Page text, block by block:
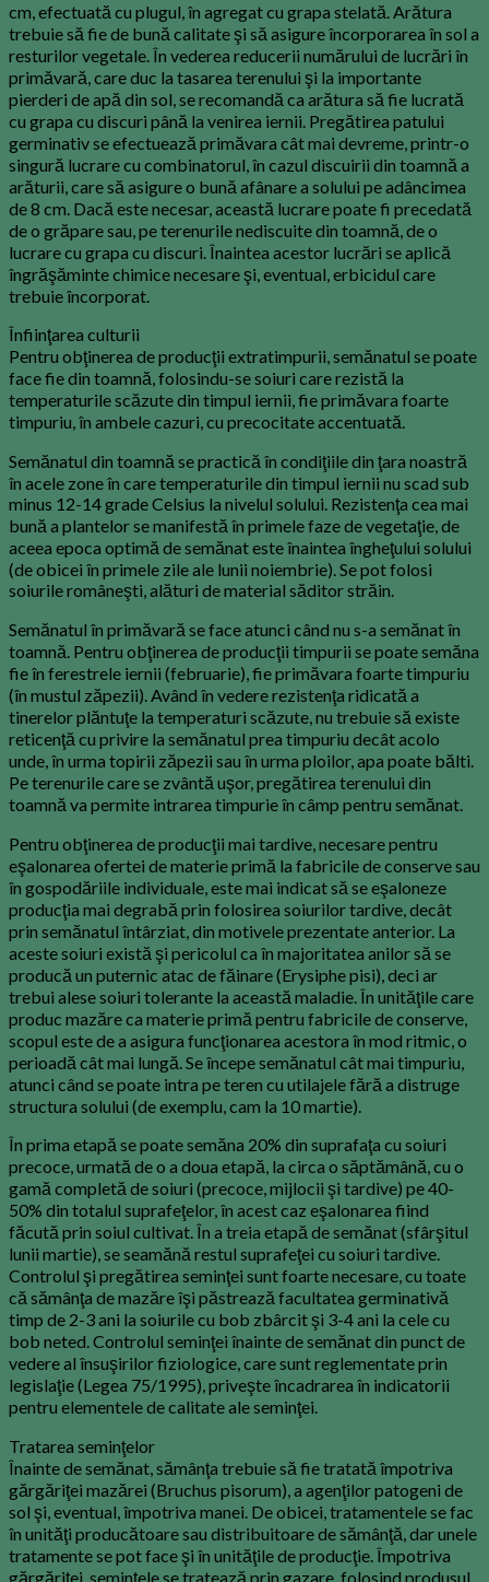
cm, efectuată cu plugul, în agregat cu grapa stelată. Arătura
trebuie să fie de bună calitate şi să asigure încorporarea în sol a
resturilor vegetale. În vederea reducerii numărului de lucrări în
primăvară, care duc la tasarea terenului şi la importante
pierderi de apă din sol, se recomandă ca arătura să fie lucrată
cu grapa cu discuri până la venirea iernii. Pregătirea patului
germinativ se efectuează primăvara cât mai devreme, printr-o
singură lucrare cu combinatorul, în cazul discuirii din toamnă a
arăturii, care să asigure o bună afânare a solului pe adâncimea
de 8 cm. Dacă este necesar, această lucrare poate fi precedată
de o grăpare sau, pe terenurile nediscuite din toamnă, de o
lucrare cu grapa cu discuri. Înaintea acestor lucrări se aplică
îngrăşăminte chimice necesare şi, eventual, erbicidul care
trebuie încorporat.
Înfiinţarea culturii
Pentru obţinerea de producţii extratimpurii, semănatul se poate
face fie din toamnă, folosindu-se soiuri care rezistă la
temperaturile scăzute din timpul iernii, fie primăvara foarte
timpuriu, în ambele cazuri, cu precocitate accentuată.
Semănatul din toamnă se practică în condiţiile din ţara noastră
în acele zone în care temperaturile din timpul iernii nu scad sub
minus 12-14 grade Celsius la nivelul solului. Rezistenţa cea mai
bună a plantelor se manifestă în primele faze de vegetaţie, de
aceea epoca optimă de semănat este înaintea îngheţului solului
(de obicei în primele zile ale lunii noiembrie). Se pot folosi
soiurile româneşti, alături de material săditor străin.
Semănatul în primăvară se face atunci când nu s-a semănat în
toamnă. Pentru obţinerea de producţii timpurii se poate semăna
fie în ferestrele iernii (februarie), fie primăvara foarte timpuriu
(în mustul zăpezii). Având în vedere rezistenţa ridicată a
tinerelor plăntuţe la temperaturi scăzute, nu trebuie să existe
reticenţă cu privire la semănatul prea timpuriu decât acolo
unde, în urma topirii zăpezii sau în urma ploilor, apa poate bălti.
Pe terenurile care se zvântă uşor, pregătirea terenului din
toamnă va permite intrarea timpurie în câmp pentru semănat.
Pentru obţinerea de producţii mai tardive, necesare pentru
eşalonarea ofertei de materie primă la fabricile de conserve sau
în gospodăriile individuale, este mai indicat să se eşaloneze
producţia mai degrabă prin folosirea soiurilor tardive, decât
prin semănatul întârziat, din motivele prezentate anterior. La
aceste soiuri există şi pericolul ca în majoritatea anilor să se
producă un puternic atac de făinare (Erysiphe pisi), deci ar
trebui alese soiuri tolerante la această maladie. În unităţile care
produc mazăre ca materie primă pentru fabricile de conserve,
scopul este de a asigura funcţionarea acestora în mod ritmic, o
perioadă cât mai lungă. Se începe semănatul cât mai timpuriu,
atunci când se poate intra pe teren cu utilajele fără a distruge
structura solului (de exemplu, cam la 10 martie).
În prima etapă se poate semăna 20% din suprafaţa cu soiuri
precoce, urmată de o a doua etapă, la circa o săptămână, cu o
gamă completă de soiuri (precoce, mijlocii şi tardive) pe 40-
50% din totalul suprafeţelor, în acest caz eşalonarea fiind
făcută prin soiul cultivat. În a treia etapă de semănat (sfârşitul
lunii martie), se seamănă restul suprafeţei cu soiuri tardive.
Controlul şi pregătirea seminţei sunt foarte necesare, cu toate
că sămânţa de mazăre îşi păstrează facultatea germinativă
timp de 2-3 ani la soiurile cu bob zbârcit şi 3-4 ani la cele cu
bob neted. Controlul seminţei înainte de semănat din punct de
vedere al însuşirilor fiziologice, care sunt reglementate prin
legislaţie (Legea 75/1995), priveşte încadrarea în indicatorii
pentru elementele de calitate ale seminţei.
Tratarea seminţelor
Înainte de semănat, sămânţa trebuie să fie tratată împotriva
gărgăriţei mazărei (Bruchus pisorum), a agenţilor patogeni de
sol şi, eventual, împotriva manei. De obicei, tratamentele se fac
în unităţi producătoare sau distribuitoare de sămânţă, dar unele
tratamente se pot face şi în unităţile de producţie. Împotriva
gărgăriţei, seminţele se tratează prin gazare, folosind produsul